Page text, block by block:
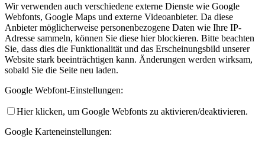
Wir verwenden auch verschiedene externe Dienste wie Google
Webfonts, Google Maps und externe Videoanbieter. Da diese
Anbieter möglicherweise personenbezogene Daten wie Ihre IP-
Adresse sammeln, können Sie diese hier blockieren. Bitte beachten
Sie, dass dies die Funktionalität und das Erscheinungsbild unserer
Website stark beeinträchtigen kann. Änderungen werden wirksam,
sobald Sie die Seite neu laden.
Google Webfont-Einstellungen:
Hier klicken, um Google Webfonts zu aktivieren/deaktivieren.
Google Karteneinstellungen: